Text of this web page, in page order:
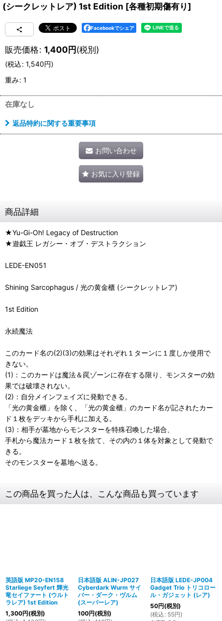
(シークレットレア) 1st Edition [各種初期傷有り]
Facebookでシェア
販売価格: 1,400円(税別)
(税込: 1,540円)
重み: 1
在庫なし
返品特約に関する重要事項
お問い合わせ
お気に入り登録
商品詳細
★Yu-Gi-Oh! Legacy of Destruction
★遊戯王 レガシー・オブ・デストラクション
LEDE-EN051
Shining Sarcophagus / 光の黄金櫃 (シークレットレア)
1st Edition
永続魔法
このカード名の(2)(3)の効果はそれぞれ１ターンに１度しか使用で
きない。
(1)：このカードは魔法＆罠ゾーンに存在する限り、モンスターの効
果では破壊されない。
(2)：自分メインフェイズに発動できる。
「光の黄金櫃」を除く、「光の黄金櫃」のカード名が記されたカー
ド１枚をデッキから手札に加える。
(3)：相手が墓地からモンスターを特殊召喚した場合、
手札から魔法カード１枚を捨て、その内の１体を対象として発動で
きる。
そのモンスターを墓地へ送る。
この商品を買った人は、こんな商品も買っています
英語版 MP20-EN158
Starliege Seyfert 輝光
竜セイファート (ウルト
ラレア) 1st Edition
1,300円(税別)
日本語版 ALIN-JP027
Cyberdark Wurm サイ
バー・ダーク・ヴルム
(スーパーレア)
100円(税別)
日本語版 LEDE-JP004
Gadget Trio トリコロー
ル・ガジェット (レア)
50円(税別)
(税込 : 55円)